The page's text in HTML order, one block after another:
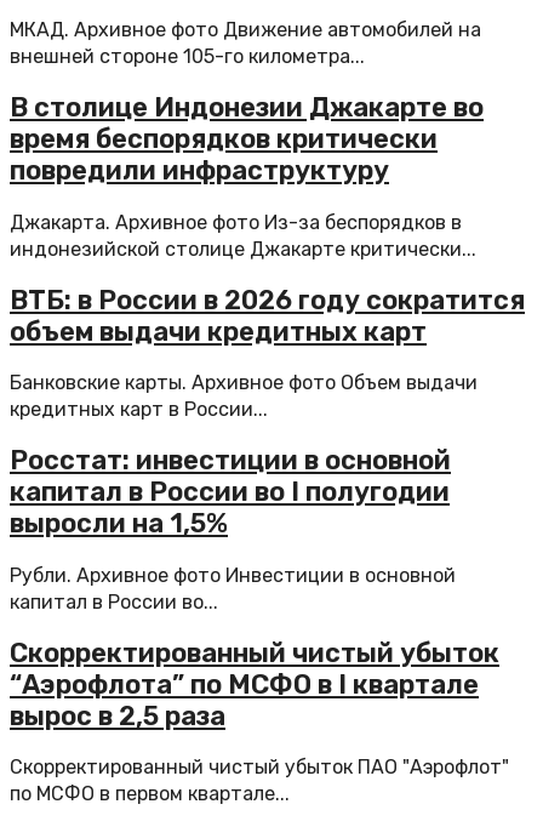
МКАД. Архивное фото Движение автомобилей на
внешней стороне 105-го километра...
В столице Индонезии Джакарте во
время беспорядков критически
повредили инфраструктуру
Джакарта. Архивное фото Из-за беспорядков в
индонезийской столице Джакарте критически...
ВТБ: в России в 2026 году сократится
объем выдачи кредитных карт
Банковские карты. Архивное фото Объем выдачи
кредитных карт в России...
Росстат: инвестиции в основной
капитал в России во I полугодии
выросли на 1,5%
Рубли. Архивное фото Инвестиции в основной
капитал в России во...
Скорректированный чистый убыток
“Аэрофлота” по МСФО в I квартале
вырос в 2,5 раза
Скорректированный чистый убыток ПАО "Аэрофлот"
по МСФО в первом квартале...